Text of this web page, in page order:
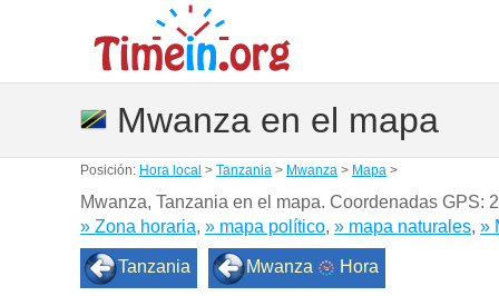
Mwanza en el mapa
Posición: Hora local > Tanzania > Mwanza > Mapa >
Mwanza, Tanzania en el mapa. Coordenadas GPS:
» Zona horaria, » mapa político, » mapa naturales, »
Tanzania Mwanza Hora